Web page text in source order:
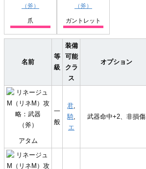
爪 ガントレット
名前
等
級
装備
可能
クラ
ス
オプション
アタム
一
般
君
騎
エ
武器命中+2、非損傷